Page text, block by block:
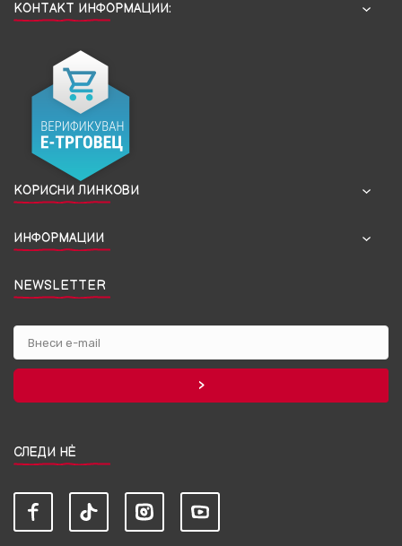
КОНТАКТ ИНФОРМАЦИИ:
КОРИСНИ ЛИНКОВИ
ИНФОРМАЦИИ
NEWSLETTER
СЛЕДИ НЀ